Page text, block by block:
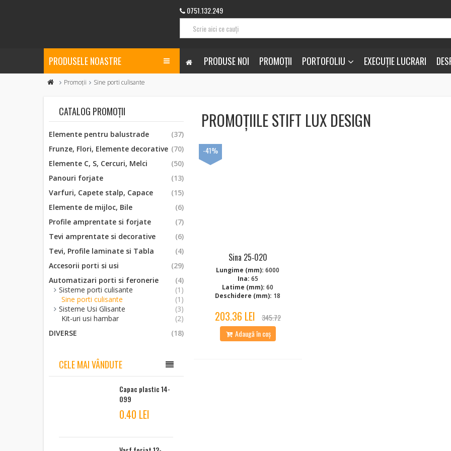
0751.132.249
PRODUSELE NOASTRE PRODUSE NOI PROMOȚII PORTOFOLIU EXECUȚIE LUCRARI
Promoții Sine porti culisante
PROMOȚIILE STIFT LUX DESIGN
Sina 25‑020
Lungime (mm): 6000
Ina: 65
Latime (mm): 60
Deschidere (mm): 18
203.36 LEI 345.72
-41%
Adaugă în coș
CATALOG PROMOȚII
Elemente pentru balustrade
(37)
Frunze, Flori, Elemente decorative (70)
Elemente C, S, Cercuri, Melci
(50)
Panouri forjate
(13)
Varfuri, Capete stalp, Capace
(15)
Elemente de mijloc, Bile
(6)
Profile amprentate si forjate
(7)
Tevi amprentate si decorative
(6)
Tevi, Profile laminate si Tabla
(4)
Accesorii porti si usi
(29)
Automatizari porti si feronerie
(4)
Sisteme porti culisante
(1)
Sine porti culisante
(1)
Sisteme Usi Glisante
(3)
Kit-uri usi hambar
(2)
DIVERSE
(18)
CELE MAI VÂNDUTE
Capac plastic 14-
099
0.40 LEI